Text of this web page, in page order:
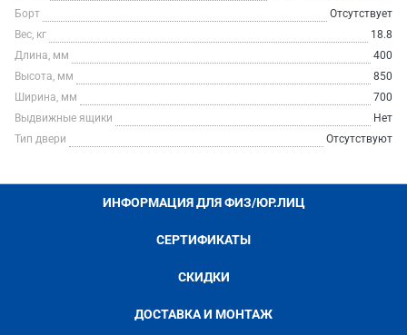
Борт
Отсутствует
Вес, кг
18.8
Длина, мм
400
Высота, мм
850
Ширина, мм
700
Выдвижные ящики
Нет
Тип двери
Отсутствуют
ИНФОРМАЦИЯ ДЛЯ ФИЗ/ЮР.ЛИЦ
СЕРТИФИКАТЫ
СКИДКИ
ДОСТАВКА И МОНТАЖ